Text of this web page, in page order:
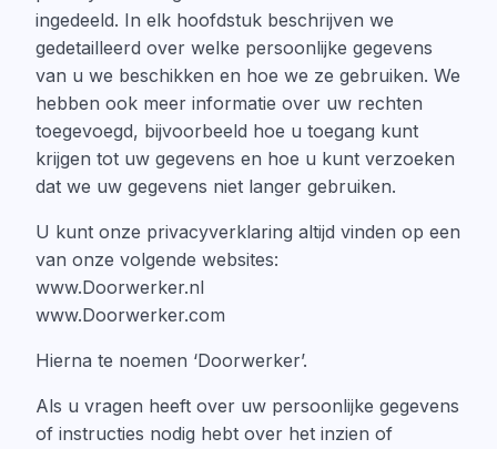
ingedeeld. In elk hoofdstuk beschrijven we
gedetailleerd over welke persoonlijke gegevens
van u we beschikken en hoe we ze gebruiken. We
hebben ook meer informatie over uw rechten
toegevoegd, bijvoorbeeld hoe u toegang kunt
krijgen tot uw gegevens en hoe u kunt verzoeken
dat we uw gegevens niet langer gebruiken.
U kunt onze privacyverklaring altijd vinden op een
van onze volgende websites:
www.Doorwerker.nl
www.Doorwerker.com
Hierna te noemen ‘Doorwerker’.
Als u vragen heeft over uw persoonlijke gegevens
of instructies nodig hebt over het inzien of